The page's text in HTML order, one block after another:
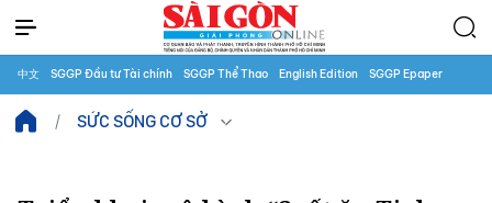
中文 SGGP Đầu tư Tài chính SGGP Thể Thao English Edition SGGP Epaper
SỨC SỐNG CƠ SỞ